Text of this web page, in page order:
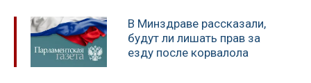
В Минздраве рассказали,
будут ли лишать прав за
езду после корвалола